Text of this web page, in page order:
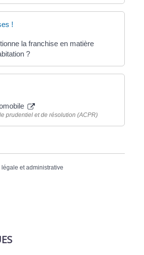
!
la franchise en matière
?
prudentiel et de résolution (ACPR)
et administrative